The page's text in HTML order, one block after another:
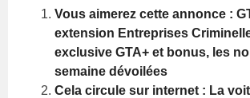
Vous aimerez cette annonce :
extension Entreprises
exclusive GTA+ et bonus, les
semaine dévoilées
Cela circule sur internet : La